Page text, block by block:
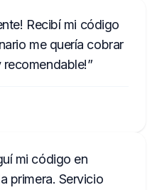
Recibí mi código
me quería cobrar
mi código en
primera. Servicio